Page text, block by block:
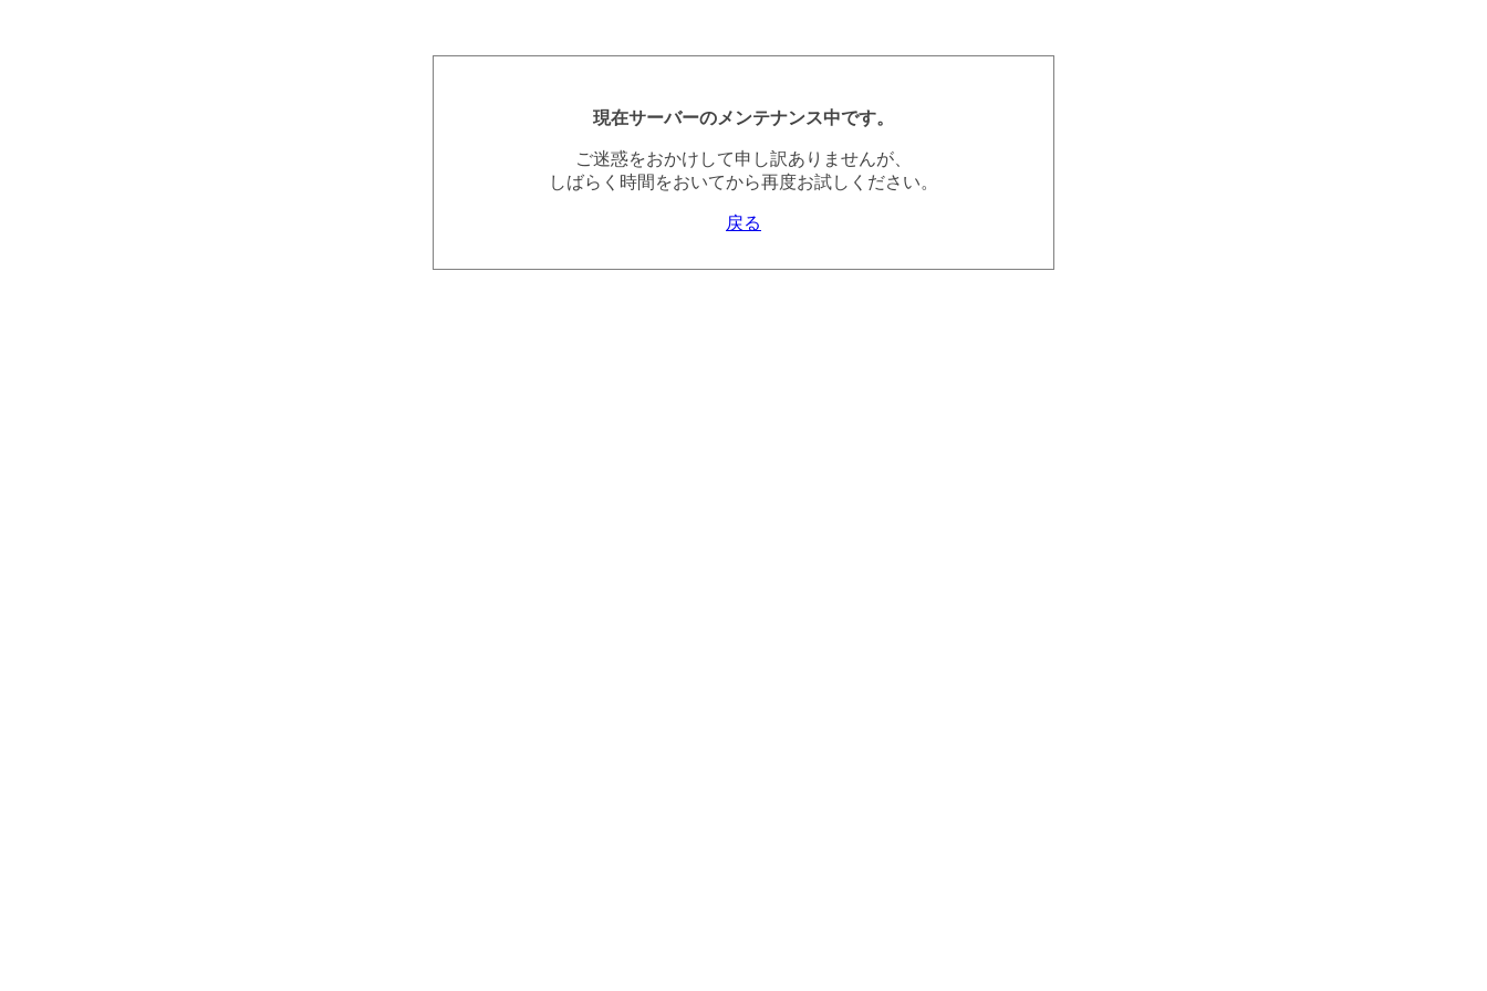
現在サーバーのメンテナンス中です。
ご迷惑をおかけして申し訳ありませんが、
しばらく時間をおいてから再度お試しください。
戻る